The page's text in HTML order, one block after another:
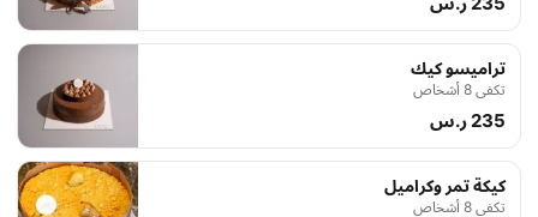
تراميسو كيك
تكفي 8 أشخاص
235 ر.س
كيكة تمر وكراميل
تكفي 8 أشخاص